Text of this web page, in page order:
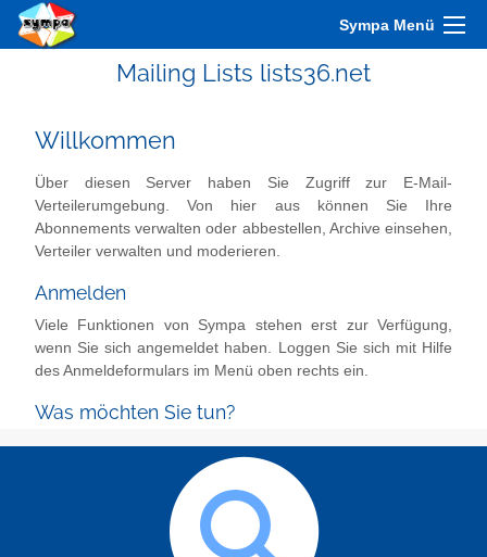
Sympa Menü
Mailing Lists lists36.net
Willkommen
Über diesen Server haben Sie Zugriff zur E-Mail-
Verteilerumgebung. Von hier aus können Sie Ihre
Abonnements verwalten oder abbestellen, Archive einsehen,
Verteiler verwalten und moderieren.
Anmelden
Viele Funktionen von Sympa stehen erst zur Verfügung,
wenn Sie sich angemeldet haben. Loggen Sie sich mit Hilfe
des Anmeldeformulars im Menü oben rechts ein.
Was möchten Sie tun?